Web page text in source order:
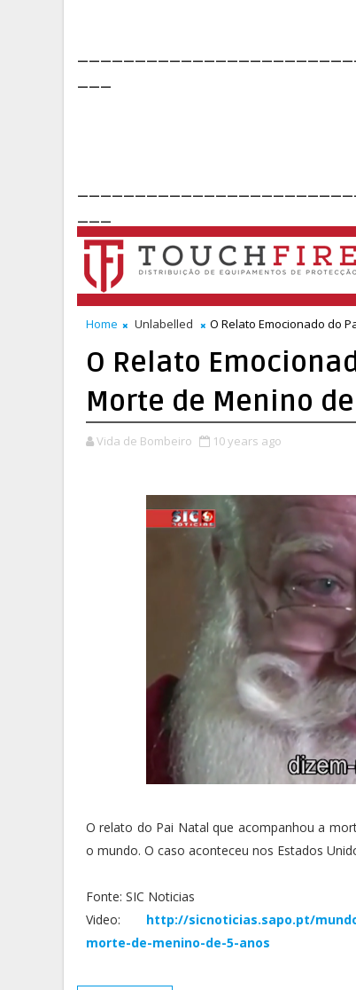
Home Unlabelled O Relato Emocionado do
O Relato
Morte de Menino
Vida de Bombeiro 10 years ago
O relato do Pai Natal que acompanhou a
o mundo. O caso aconteceu nos Estados
Fonte: SIC Noticias
Video: http://sicnoticias.sapo.pt/
morte-de-menino-de-5-anos